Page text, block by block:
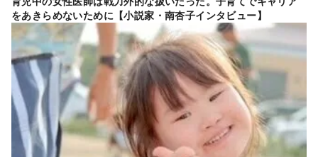
をあきらめないために【小説家・南杏子インタビュー】